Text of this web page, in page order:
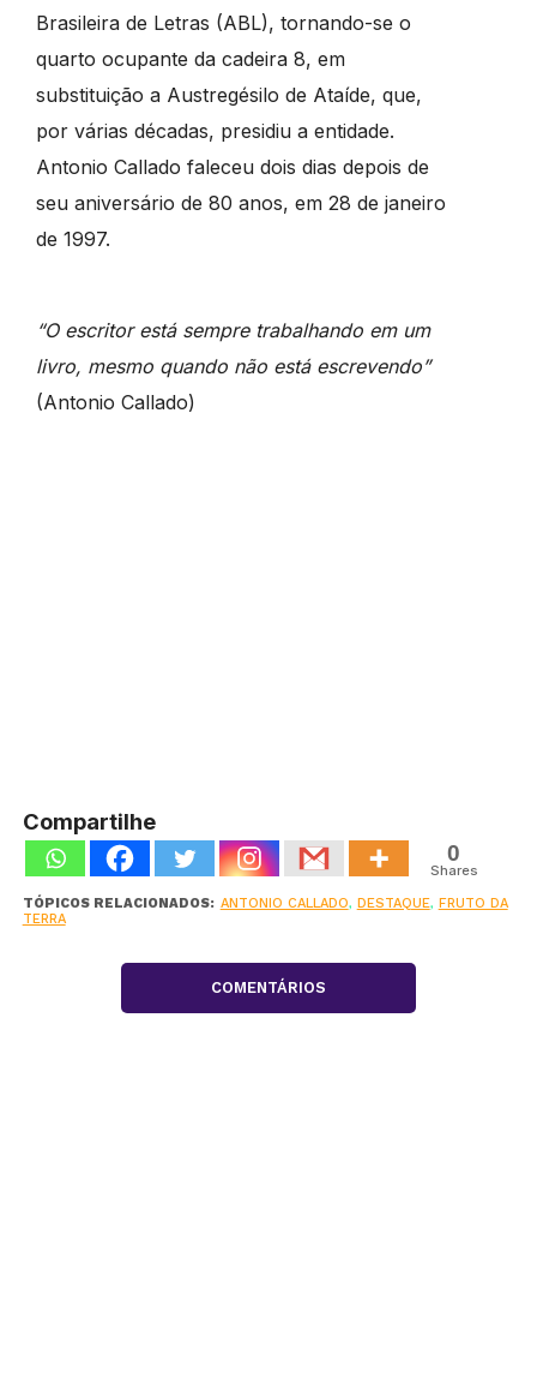
Brasileira de Letras (ABL), tornando-se o
quarto ocupante da cadeira 8, em
substituição a Austregésilo de Ataíde, que,
por várias décadas, presidiu a entidade.
Antonio Callado faleceu dois dias depois de
seu aniversário de 80 anos, em 28 de janeiro
de 1997.
“O escritor está sempre trabalhando em um
livro, mesmo quando não está escrevendo”
(Antonio Callado)
Compartilhe
0
Shares
TÓPICOS RELACIONADOS: ANTONIO CALLADO, DESTAQUE, FRUTO DA
TERRA
COMENTÁRIOS